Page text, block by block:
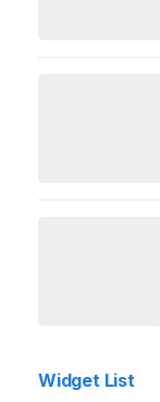
Widget List